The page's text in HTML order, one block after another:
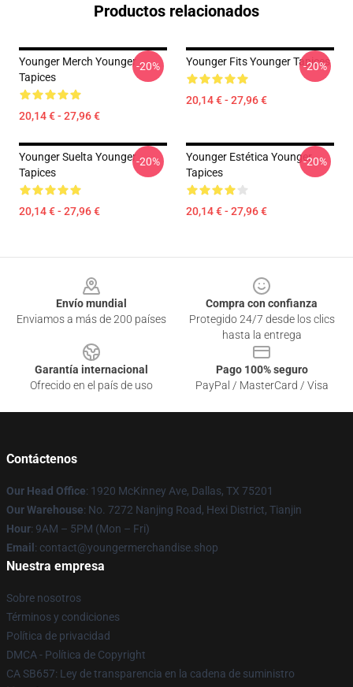
Productos relacionados
Younger Merch Younger
Tapices
20,14 € - 27,96 €
-20% Younger Fits Younger Tapices
20,14 € - 27,96 €
-20%
Younger Suelta Younger
Tapices
20,14 € - 27,96 €
-20%
Younger Estética Younger
Tapices
20,14 € - 27,96 €
-20%
Envío mundial
Enviamos a más de 200 países
Compra con confianza
Protegido 24/7 desde los clics
hasta la entrega
Garantía internacional
Ofrecido en el país de uso
Pago 100% seguro
PayPal / MasterCard / Visa
Contáctenos
Our Head Office: 1920 McKinney Ave, Dallas, TX 75201
Our Warehouse: No. 7272 Nanjing Road, Hexi District, Tianjin
Hour: 9AM – 5PM (Mon – Fri)
Email : contact@youngermerchandise.shop
Nuestra empresa
Sobre nosotros
Términos y condiciones
Política de privacidad
DMCA - Política de Copyright
CA SB657: Ley de transparencia en la cadena de suministro